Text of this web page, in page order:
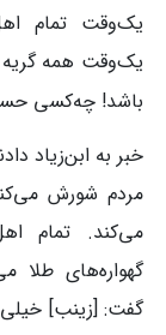
یک‌وقت تمام
یک‌وقت همه گریه
باشد! چه‌کسی
خبر به ابن‌زیاد
مردم شورش
می‌کند. تمام
گهواره‌های طلا
گفت: [زینب]